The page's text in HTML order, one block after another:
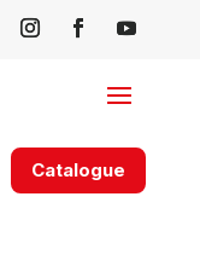
Catalogue